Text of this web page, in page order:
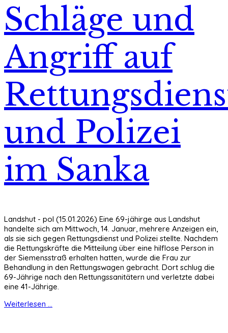
Schläge und
Angriff auf
und Polizei
im Sanka
Landshut - pol (15.01.2026) Eine 69-jähirge aus Landshut
handelte sich am Mittwoch, 14. Januar, mehrere Anzeigen ein,
als sie sich gegen Rettungsdienst und Polizei stellte. Nachdem
die Rettungskräfte die Mitteilung über eine hilflose Person in
der Siemensstraß erhalten hatten, wurde die Frau zur
Behandlung in den Rettungswagen gebracht. Dort schlug die
69-Jährige nach den Rettungssanitätern und verletzte dabei
eine 41-Jährige.
Weiterlesen ...